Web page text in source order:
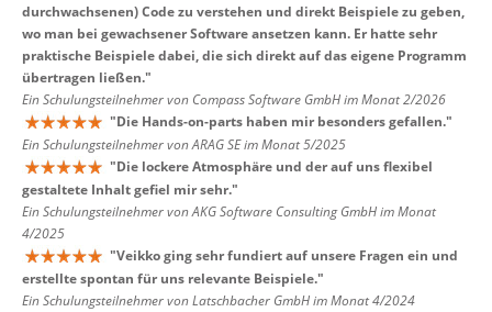
durchwachsenen) Code zu verstehen und direkt Beispiele zu geben,
wo man bei gewachsener Software ansetzen kann. Er hatte sehr
praktische Beispiele dabei, die sich direkt auf das eigene Programm
übertragen ließen."
Ein Schulungsteilnehmer von Compass Software GmbH im Monat 2/2026
"Die Hands-on-parts haben mir besonders gefallen."
Ein Schulungsteilnehmer von ARAG SE im Monat 5/2025
"Die lockere Atmosphäre und der auf uns flexibel
gestaltete Inhalt gefiel mir sehr."
Ein Schulungsteilnehmer von AKG Software Consulting GmbH im Monat
4/2025
"Veikko ging sehr fundiert auf unsere Fragen ein und
erstellte spontan für uns relevante Beispiele."
Ein Schulungsteilnehmer von Latschbacher GmbH im Monat 4/2024